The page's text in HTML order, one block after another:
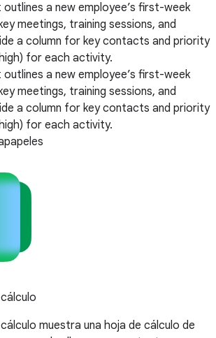
a new employee’s first-week
meetings, training sessions, and
a column for key contacts and priority
for each activity.
a new employee’s first-week
meetings, training sessions, and
a column for key contacts and priority
for each activity.
muestra una hoja de cálculo de